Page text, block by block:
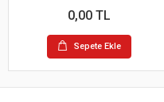
0,00 TL
Sepete Ekle